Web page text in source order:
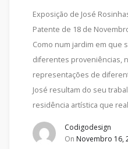
Exposição de José
Patente de 18 de
Como num jardim em que
diferentes proveniências,
representações de
José resultam do seu
residência artística que
Codigodesign
On Novembro 16,